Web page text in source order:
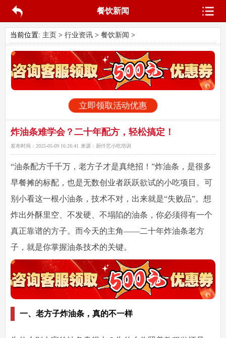
餐饮新闻
当前位置: 主页 > 行业资讯> 餐饮新闻 >
立即领取活动优惠
炸油条难学会？二十年配方，轻松搞定！
发布时间： 2025-05-09 16:26:41 来源： 厨仟艺小吃培训
“油条配方千千万，老方子才是真绝招！”炸油条，是很多
早餐摊的标配，也是无数创业者跃跃欲试的小吃项目。可
别小看这一根小油条， 技术不对，出来就是“失败品”。想
炸出外酥里空、不发硬、不塌陷的油条，你必须得有一个
真正靠谱的方子。而今天的主角——二十年炸油条老方
子 ，就是你掌握油条技术的关键。
一、老方子炸油条，真的不一样